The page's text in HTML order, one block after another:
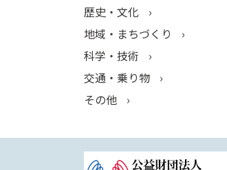
歴史・文化
地域・まちづくり
科学・技術
交通・乗り物
その他